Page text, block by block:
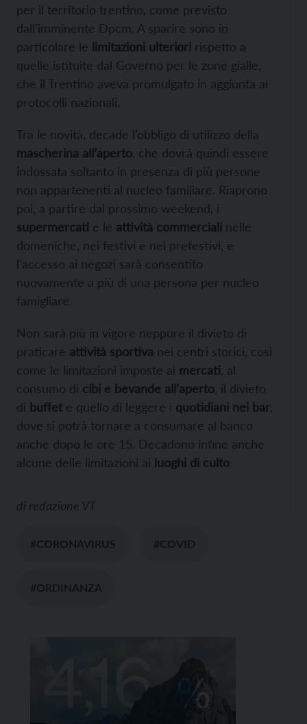
per il territorio trentino, come previsto
dall’imminente Dpcm. A sparire sono in
particolare le limitazioni ulteriori rispetto a
quelle istituite dal Governo per le zone gialle,
che il Trentino aveva promulgato in aggiunta ai
protocolli nazionali.
Tra le novità, decade l’obbligo di utilizzo della
mascherina all’aperto, che dovrà quindi essere
indossata soltanto in presenza di più persone
non appartenenti al nucleo familiare. Riaprono
poi, a partire dal prossimo weekend, i
supermercati e le attività commerciali nelle
domeniche, nei festivi e nei prefestivi, e
l’accesso ai negozi sarà consentito
nuovamente a più di una persona per nucleo
famigliare.
Non sarà più in vigore neppure il divieto di
praticare attività sportiva nei centri storici, così
come le limitazioni imposte ai mercati, al
consumo di cibi e bevande all’aperto, il divieto
di buffete quello di leggere i quotidiani nei bar,
dove si potrà tornare a consumare al banco
anche dopo le ore 15. Decadono infine anche
alcune delle limitazioni ai luoghi di culto.
di redazione VT
#CORONAVIRUS #COVID
#ORDINANZA